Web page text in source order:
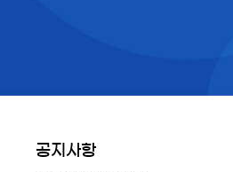
공지사항